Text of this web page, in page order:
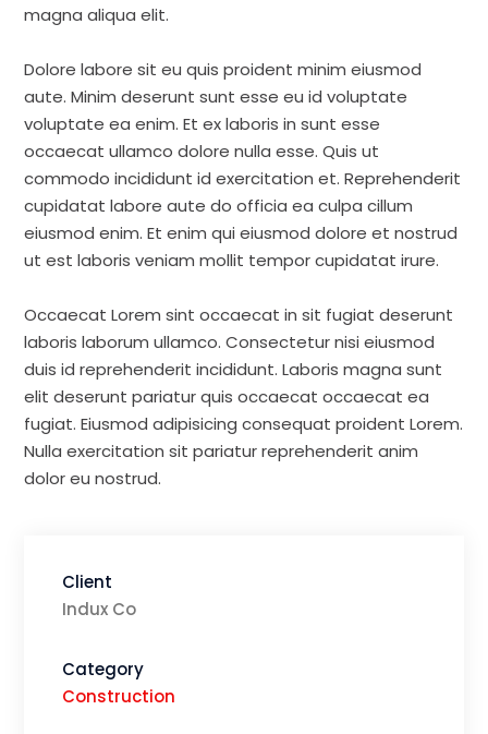
magna aliqua elit.
Dolore labore sit eu quis proident minim eiusmod
aute. Minim deserunt sunt esse eu id voluptate
voluptate ea enim. Et ex laboris in sunt esse
occaecat ullamco dolore nulla esse. Quis ut
commodo incididunt id exercitation et. Reprehenderit
cupidatat labore aute do officia ea culpa cillum
eiusmod enim. Et enim qui eiusmod dolore et nostrud
ut est laboris veniam mollit tempor cupidatat irure.
Occaecat Lorem sint occaecat in sit fugiat deserunt
laboris laborum ullamco. Consectetur nisi eiusmod
duis id reprehenderit incididunt. Laboris magna sunt
elit deserunt pariatur quis occaecat occaecat ea
fugiat. Eiusmod adipisicing consequat proident Lorem.
Nulla exercitation sit pariatur reprehenderit anim
dolor eu nostrud.
Client
Indux Co
Category
Construction